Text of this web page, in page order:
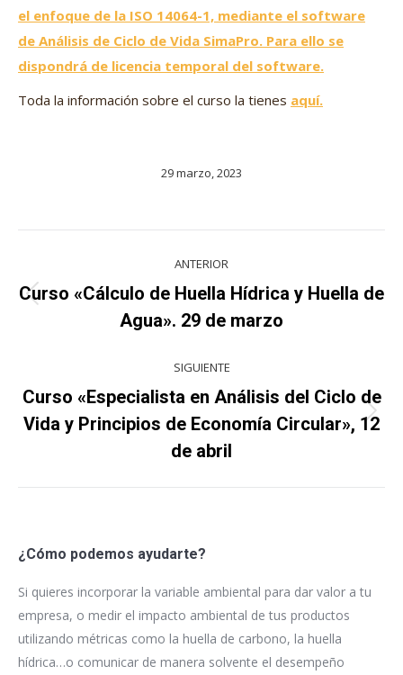
el enfoque de la ISO 14064-1, mediante el software
de Análisis de Ciclo de Vida SimaPro. Para ello se
dispondrá de licencia temporal del software.
Toda la información sobre el curso la tienes aquí.
29 marzo, 2023
entre
proyectos
ANTERIOR
Proyecto
anterior
Curso «Cálculo de Huella Hídrica y Huella de
Agua». 29 de marzo
SIGUIENTE
Proyecto
siguiente
Curso «Especialista en Análisis del Ciclo de
Vida y Principios de Economía Circular», 12
de abril
¿Cómo podemos ayudarte?
Si quieres incorporar la variable ambiental para dar valor a tu
empresa, o medir el impacto ambiental de tus productos
utilizando métricas como la huella de carbono, la huella
hídrica…o comunicar de manera solvente el desempeño